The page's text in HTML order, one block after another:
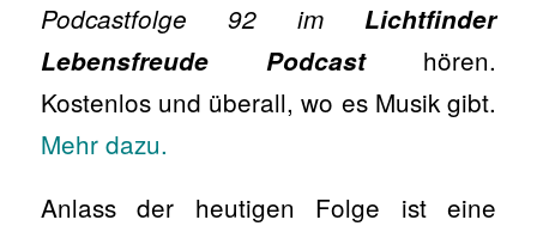
Podcastfolge 92 im Lichtfinder
Lebensfreude Podcasthören.
Kostenlos und überall, wo es Musik gibt.
Mehr dazu.
Anlass der heutigen Folge ist eine